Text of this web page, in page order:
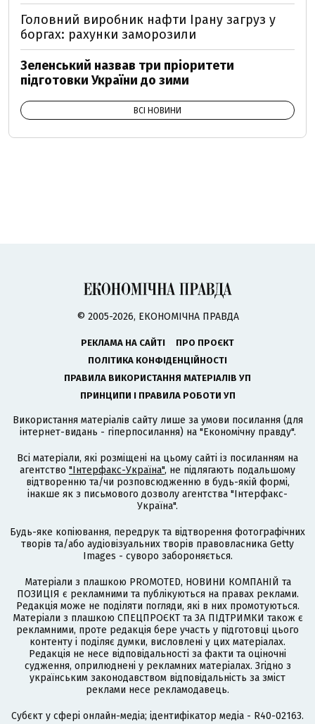
Головний виробник нафти Ірану загруз у
боргах: рахунки заморозили
Зеленський назвав три пріоритети
підготовки України до зими
ВСІ НОВИНИ
© 2005-2026, ЕКОНОМІЧНА ПРАВДА
РЕКЛАМА НА САЙТІ
ПРО ПРОЄКТ
ПОЛІТИКА КОНФІДЕНЦІЙНОСТІ
ПРАВИЛА ВИКОРИСТАННЯ МАТЕРІАЛІВ УП
ПРИНЦИПИ І ПРАВИЛА РОБОТИ УП
Використання матеріалів сайту лише за умови посилання (для
інтернет-видань - гіперпосилання) на "Економічну правду".
Всі матеріали, які розміщені на цьому сайті із посиланням на
агентство "Інтерфакс-Україна", не підлягають подальшому
відтворенню та/чи розповсюдженню в будь-якій формі,
інакше як з письмового дозволу агентства "Інтерфакс-
Україна".
Будь-яке копіювання, передрук та відтворення фотографічних
творів та/або аудіовізуальних творів правовласника Getty
Images - суворо забороняється.
Матеріали з плашкою PROMOTED, НОВИНИ КОМПАНІЙ та
ПОЗИЦІЯ є рекламними та публікуються на правах реклами.
Редакція може не поділяти погляди, які в них промотуються.
Матеріали з плашкою СПЕЦПРОЄКТ та ЗА ПІДТРИМКИ також є
рекламними, проте редакція бере участь у підготовці цього
контенту і поділяє думки, висловлені у цих матеріалах.
Редакція не несе відповідальності за факти та оціночні
судження, оприлюднені у рекламних матеріалах. Згідно з
українським законодавством відповідальність за зміст
реклами несе рекламодавець.
Cубєкт у сфері онлайн-медіа; ідентифікатор медіа - R40-02163.